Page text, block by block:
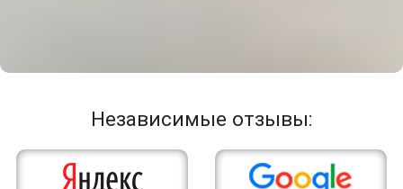
Независимые отзывы: